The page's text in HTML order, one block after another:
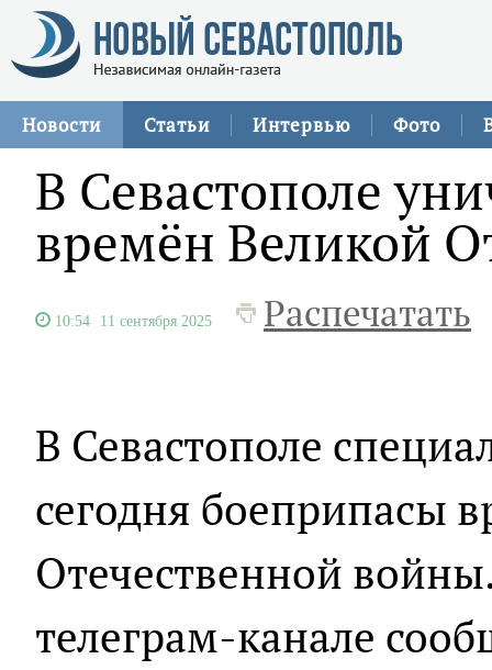
Новости Статьи Интервью Фото
В Севастополе
времён Великой
10:54 11 сентября 2025 Распечатать
В Севастополе
сегодня боеприпасы
Отечественной
телеграм-канале